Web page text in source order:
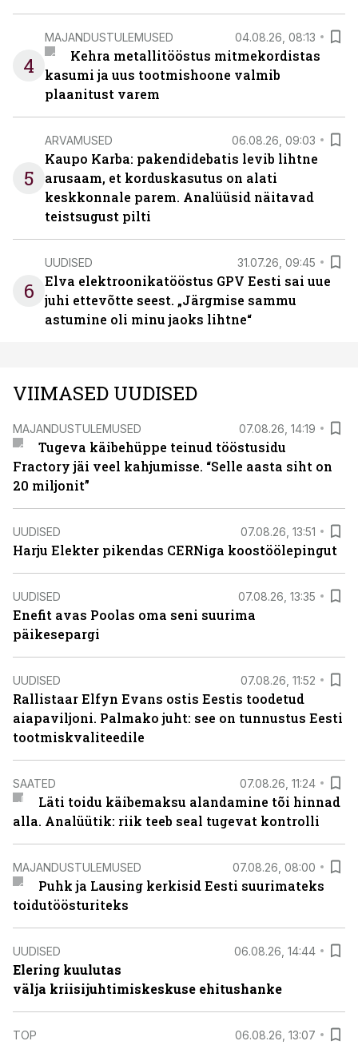
4
MAJANDUSTULEMUSED 04.08.26, 08:13
Kehra metallitööstus mitmekordistas
kasumi ja uus tootmishoone valmib
plaanitust varem
5
ARVAMUSED 06.08.26, 09:03
Kaupo Karba: pakendidebatis levib lihtne
arusaam, et korduskasutus on alati
keskkonnale parem. Analüüsid näitavad
teistsugust pilti
6
UUDISED 31.07.26, 09:45
Elva elektroonikatööstus GPV Eesti sai uue
juhi ettevõtte seest. „Järgmise sammu
astumine oli minu jaoks lihtne“
VIIMASED UUDISED
MAJANDUSTULEMUSED 07.08.26, 14:19
Tugeva käibehüppe teinud tööstusidu
Fractory jäi veel kahjumisse. “Selle aasta siht on
20 miljonit”
UUDISED 07.08.26, 13:51
Harju Elekter pikendas CERNiga koostöölepingut
UUDISED 07.08.26, 13:35
Enefit avas Poolas oma seni suurima
päikesepargi
UUDISED 07.08.26, 11:52
Rallistaar Elfyn Evans ostis Eestis toodetud
aiapaviljoni. Palmako juht: see on tunnustus Eesti
tootmiskvaliteedile
SAATED 07.08.26, 11:24
Läti toidu käibemaksu alandamine tõi hinnad
alla. Analüütik: riik teeb seal tugevat kontrolli
MAJANDUSTULEMUSED 07.08.26, 08:00
Puhk ja Lausing kerkisid Eesti suurimateks
toidutöösturiteks
UUDISED 06.08.26, 14:44
Elering kuulutas
välja kriisijuhtimiskeskuse ehitushanke
TOP 06.08.26, 13:07